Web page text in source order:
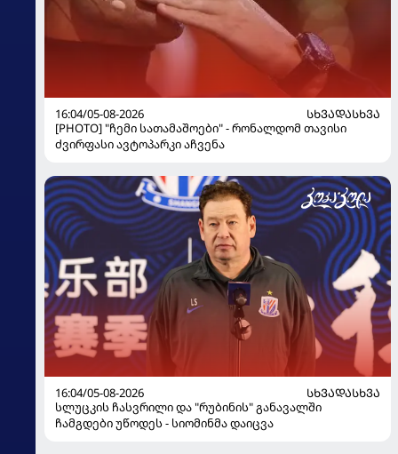
16:04/05-08-2026
ᲡᲮᲕᲐᲓᲐᲡᲮᲕᲐ
[PHOTO] "ჩემი სათამაშოები" - რონალდომ თავისი
ძვირფასი ავტოპარკი აჩვენა
16:04/05-08-2026
ᲡᲮᲕᲐᲓᲐᲡᲮᲕᲐ
სლუცკის ჩასვრილი და "რუბინის" განავალში
ჩამგდები უწოდეს - სიომინმა დაიცვა